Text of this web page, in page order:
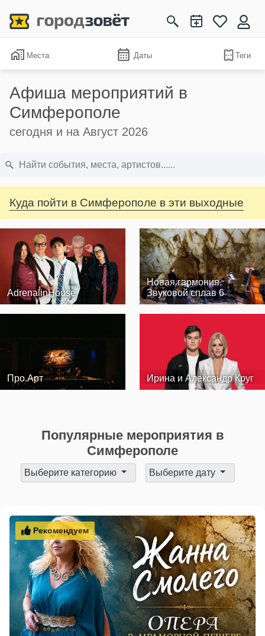
Места Даты Теги
Афиша мероприятий в
Симферополе
сегодня и на Август 2026
Куда пойти в Симферополе в эти выходные
AdrenalinHouse
Новая гармония.
Звуковой сплав 6
Про.Арт Ирина и Александр Круг
Популярные мероприятия в
Симферополе
Выберите категорию Выберите дату
Рекомендуем